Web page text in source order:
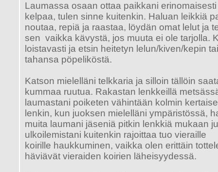
Laumassa osaan ottaa paikkani
kelpaa, tulen sinne kuitenkin. Haluan leikkiä
noutaa, repiä ja raastaa, löydän omat lelut ja
sen vaikka kävystä, jos muuta ei ole tarjolla.
loistavasti ja etsin heitetyn lelun/kiven/kepin
tahansa pöpeliköstä.
Katson mielelläni telkkaria ja silloin tällöin
kummaa ruutua. Rakastan lenkkeillä
laumastani poiketen vähintään kolmin
lenkin, kun juoksen mielelläni ympäristössä,
muita laumani jäseniä pitkin lenkkiä mukaan
ulkoilemistani kuitenkin rajoittaa tuo vieraille
koirille haukkuminen, vaikka olen erittäin
häviävät vieraiden koirien läheisyydessä.